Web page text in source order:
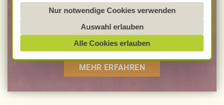
Sofern personenbezogene Daten dorthin übermittelt
werden, besteht das Risiko, dass diese erfasst und
analysiert werden und Betroffenenrechte nicht
durchgesetzt werden könnten. Sie können jederzeit
Ihre Einwilligung zur Datenverarbeitung und
-übermittlung widerrufen und Tools deaktivieren.
Datenschutzerklärung.
Alle Cookies erlauben
Auswahl erlauben
Nur notwendige Cookies verwenden
100 % Bio-Lebensmittel
Bevorzugt Bio-Verbandsware
unabhängig geprüfte Rezepturen
MEHR ERFAHREN